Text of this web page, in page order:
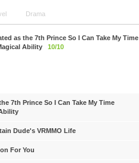
Drama
as the 7th Prince So I Can Take My Time
Ability 10/10
7th Prince So I Can Take My Time
Dude's VRMMO Life
For You